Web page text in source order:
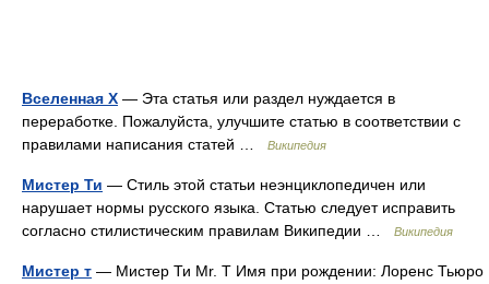
Вселенная X — Эта статья или раздел нуждается в
переработке. Пожалуйста, улучшите статью в соответствии с
правилами написания статей …
Википедия
Мистер Ти — Стиль этой статьи неэнциклопедичен или
нарушает нормы русского языка. Статью следует исправить
согласно стилистическим правилам Википедии …
Википедия
Мистер т — Мистер Ти Mr. T Имя при рождении: Лоренс Тьюро